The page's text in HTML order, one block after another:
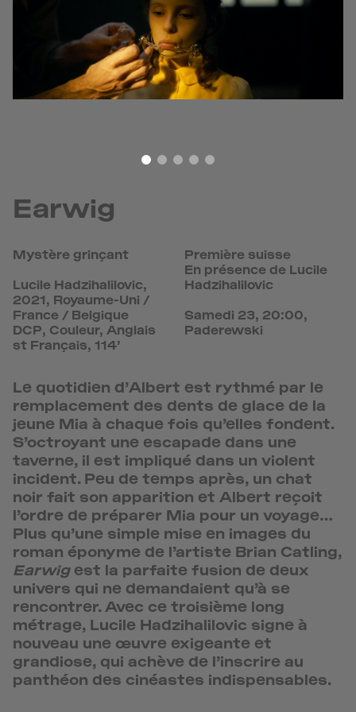
Earwig
Mystère grinçant
Lucile Hadzihalilovic,
2021, Royaume-Uni /
France / Belgique
DCP, Couleur, Anglais
st Français, 114’
Première suisse
En présence de Lucile
Hadzihalilovic
Samedi 23, 20:00,
Paderewski
Le quotidien d’Albert est rythmé par le
remplacement des dents de glace de la
jeune Mia à chaque fois qu’elles fondent.
S’octroyant une escapade dans une
taverne, il est impliqué dans un violent
incident. Peu de temps après, un chat
noir fait son apparition et Albert reçoit
l’ordre de préparer Mia pour un voyage…
Plus qu’une simple mise en images du
roman éponyme de l’artiste Brian Catling,
Earwig est la parfaite fusion de deux
univers qui ne demandaient qu’à se
rencontrer. Avec ce troisième long
métrage, Lucile Hadzihalilovic signe à
nouveau une œuvre exigeante et
grandiose, qui achève de l’inscrire au
panthéon des cinéastes indispensables.